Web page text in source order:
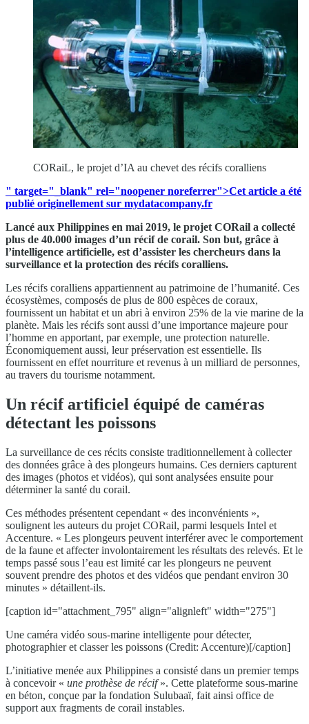
CORaiL, le projet d’IA au chevet des récifs coralliens
" target="_blank" rel="noopener noreferrer">Cet article a été
publié originellement sur mydatacompany.fr
Lancé aux Philippines en mai 2019, le projet CORail a collecté
plus de 40.000 images d’un récif de corail. Son but, grâce à
l’intelligence artificielle, est d’assister les chercheurs dans la
surveillance et la protection des récifs coralliens.
Les récifs coralliens appartiennent au patrimoine de l’humanité. Ces
écosystèmes, composés de plus de 800 espèces de coraux,
fournissent un habitat et un abri à environ 25% de la vie marine de la
planète. Mais les récifs sont aussi d’une importance majeure pour
l’homme en apportant, par exemple, une protection naturelle.
Économiquement aussi, leur préservation est essentielle. Ils
fournissent en effet nourriture et revenus à un milliard de personnes,
au travers du tourisme notamment.
Un récif artificiel équipé de caméras
détectant les poissons
La surveillance de ces récits consiste traditionnellement à collecter
des données grâce à des plongeurs humains. Ces derniers capturent
des images (photos et vidéos), qui sont analysées ensuite pour
déterminer la santé du corail.
Ces méthodes présentent cependant « des inconvénients »,
soulignent les auteurs du projet CORail, parmi lesquels Intel et
Accenture. « Les plongeurs peuvent interférer avec le comportement
de la faune et affecter involontairement les résultats des relevés. Et le
temps passé sous l’eau est limité car les plongeurs ne peuvent
souvent prendre des photos et des vidéos que pendant environ 30
minutes » détaillent-ils.
[caption id="attachment_795" align="alignleft" width="275"]
Une caméra vidéo sous-marine intelligente pour détecter,
photographier et classer les poissons (Credit: Accenture)[/caption]
L’initiative menée aux Philippines a consisté dans un premier temps
à concevoir « une prothèse de récif». Cette plateforme sous-marine
en béton, conçue par la fondation Sulubaaï, fait ainsi office de
support aux fragments de corail instables.